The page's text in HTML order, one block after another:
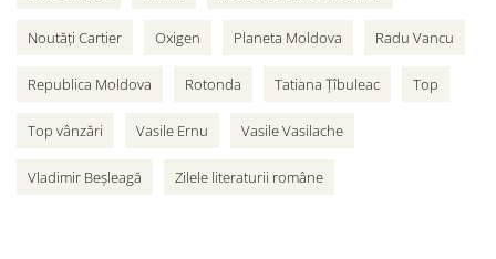
Noutăți Cartier Oxigen Planeta Moldova Radu Vancu
Republica Moldova Rotonda Tatiana Țîbuleac Top
Top vânzări Vasile Ernu Vasile Vasilache
Vladimir Beșleagă Zilele literaturii române